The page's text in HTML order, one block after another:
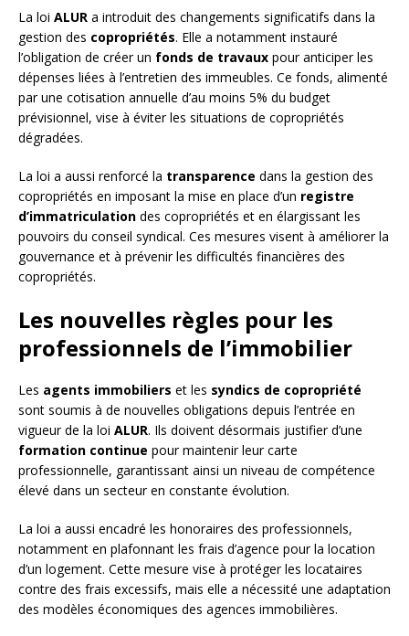
La loi ALUR a introduit des changements significatifs dans la
gestion des copropriétés. Elle a notamment instauré
l’obligation de créer un fonds de travaux pour anticiper les
dépenses liées à l’entretien des immeubles. Ce fonds, alimenté
par une cotisation annuelle d’au moins 5% du budget
prévisionnel, vise à éviter les situations de copropriétés
dégradées.
La loi a aussi renforcé la transparence dans la gestion des
copropriétés en imposant la mise en place d’un registre
d’immatriculation des copropriétés et en élargissant les
pouvoirs du conseil syndical. Ces mesures visent à améliorer la
gouvernance et à prévenir les difficultés financières des
copropriétés.
Les nouvelles règles pour les
professionnels de l’immobilier
Les agents immobiliers et les syndics de copropriété
sont soumis à de nouvelles obligations depuis l’entrée en
vigueur de la loi ALUR. Ils doivent désormais justifier d’une
formation continue pour maintenir leur carte
professionnelle, garantissant ainsi un niveau de compétence
élevé dans un secteur en constante évolution.
La loi a aussi encadré les honoraires des professionnels,
notamment en plafonnant les frais d’agence pour la location
d’un logement. Cette mesure vise à protéger les locataires
contre des frais excessifs, mais elle a nécessité une adaptation
des modèles économiques des agences immobilières.